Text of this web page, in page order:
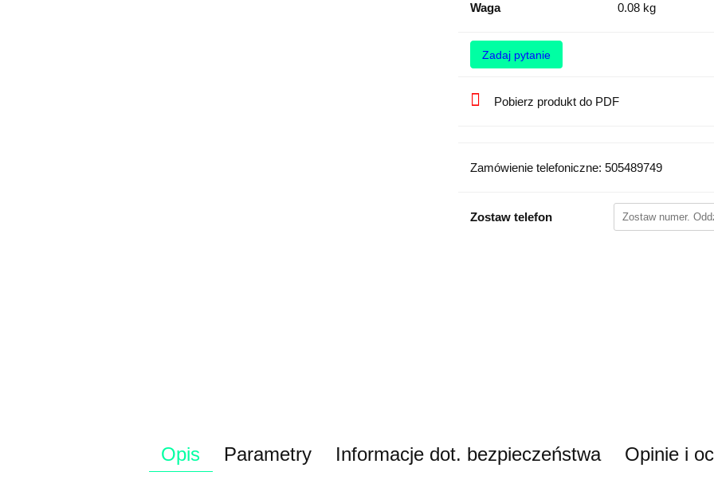
Waga 0.08 kg
Zadaj pytanie
Pobierz produkt do PDF
Zamówienie telefoniczne: 505489749
Zostaw telefon
Opis Parametry Informacje dot. bezpieczeństwa Opinie i